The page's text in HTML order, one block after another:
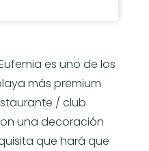
es uno de los
más premium
/ club
una decoración
que hará que